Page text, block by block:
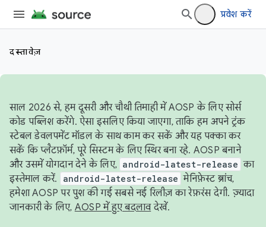
प्रवेश करें
दस्तावेज़
साल 2026 से, हम दूसरी और चौथी तिमाही में AOSP के लिए सोर्स
कोड पब्लिश करेंगे. ऐसा इसलिए किया जाएगा, ताकि हम अपने ट्रंक
स्टेबल डेवलपमेंट मॉडल के साथ काम कर सकें और यह पक्का कर
सकें कि प्लैटफ़ॉर्म, पूरे सिस्टम के लिए स्थिर बना रहे. AOSP बनाने
और उसमें योगदान देने के लिए, android-latest-release का
इस्तेमाल करें.
android-latest-release मेनिफ़ेस्ट ब्रांच,
हमेशा AOSP पर पुश की गई सबसे नई रिलीज़ का रेफ़रंस देगी. ज़्यादा
जानकारी के लिए, AOSP में हुए बदलावदेखें.